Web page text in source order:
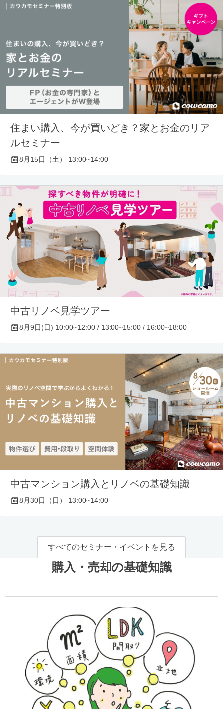
住まい購入、今が買いどき？家とお金のリア
ルセミナー
8月15日（土） 13:00~14:00
中古リノベ見学ツアー
8月9日(日) 10:00~12:00 / 13:00~15:00 / 16:00~18:00
中古マンション購入とリノベの基礎知識
8月30日（日） 13:00~14:00
すべてのセミナー・イベントを見る
購入・売却の基礎知識